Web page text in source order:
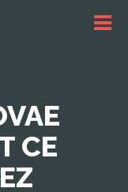
CE